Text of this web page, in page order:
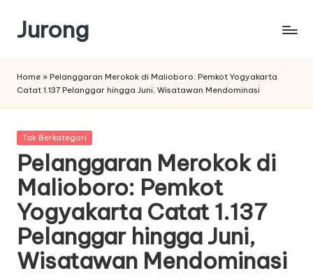
content
Jurong
Home » Pelanggaran Merokok di Malioboro: Pemkot Yogyakarta
Catat 1.137 Pelanggar hingga Juni, Wisatawan Mendominasi
Posted
Tak Berkategori
Pelanggaran Merokok di
Malioboro: Pemkot
Yogyakarta Catat 1.137
Pelanggar hingga Juni,
Wisatawan Mendominasi